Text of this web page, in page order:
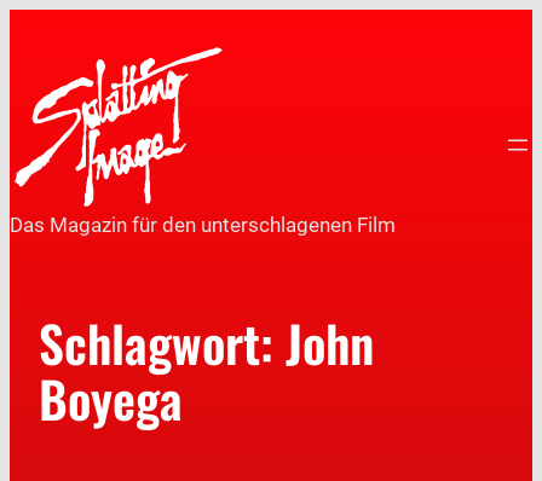
Das Magazin für den unterschlagenen Film
Schlagwort:John
Boyega